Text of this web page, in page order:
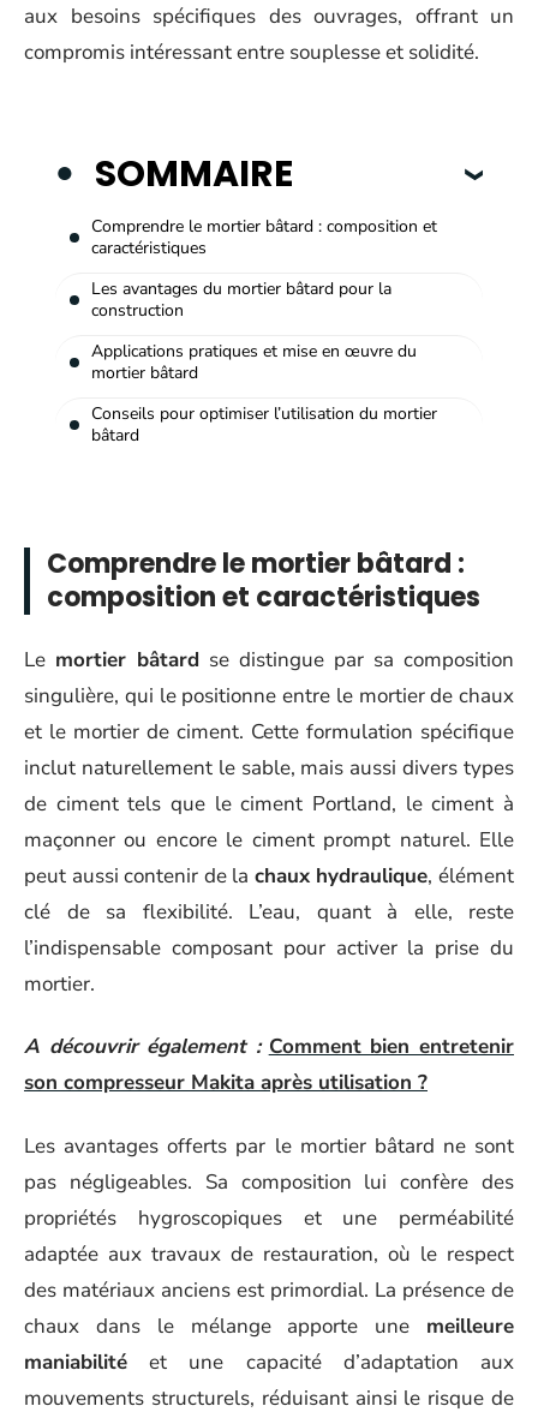
aux besoins spécifiques des ouvrages, offrant un
compromis intéressant entre souplesse et solidité.
SOMMAIRE
Comprendre le mortier bâtard : composition et
caractéristiques
Les avantages du mortier bâtard pour la
construction
Applications pratiques et mise en œuvre du
mortier bâtard
Conseils pour optimiser l’utilisation du mortier
bâtard
Comprendre le mortier bâtard :
composition et caractéristiques
Le mortier bâtard se distingue par sa composition
singulière, qui le positionne entre le mortier de chaux
et le mortier de ciment. Cette formulation spécifique
inclut naturellement le sable, mais aussi divers types
de ciment tels que le ciment Portland, le ciment à
maçonner ou encore le ciment prompt naturel. Elle
peut aussi contenir de la chaux hydraulique, élément
clé de sa flexibilité. L’eau, quant à elle, reste
l’indispensable composant pour activer la prise du
mortier.
A découvrir également : Comment bien entretenir
son compresseur Makita après utilisation ?
Les avantages offerts par le mortier bâtard ne sont
pas négligeables. Sa composition lui confère des
propriétés hygroscopiques et une perméabilité
adaptée aux travaux de restauration, où le respect
des matériaux anciens est primordial. La présence de
chaux dans le mélange apporte une meilleure
maniabilité et une capacité d’adaptation aux
mouvements structurels, réduisant ainsi le risque de